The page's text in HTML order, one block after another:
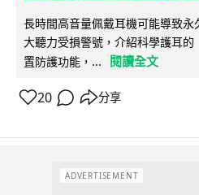
長時間高音量佩戴耳機可能導致
大聽力受損警號，介紹科學護耳
置防護功能，...
閱讀全文
20 分享
ADVERTISEMENT